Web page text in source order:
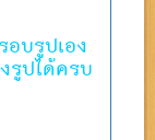
บรูปเอง
ปได้ครบ